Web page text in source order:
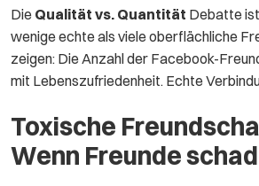
Die Qualität vs. Quantität Debatte
wenige echte als viele oberflächliche
zeigen: Die Anzahl der Facebook-
mit Lebenszufriedenheit. Echte
Toxische
Wenn Freunde